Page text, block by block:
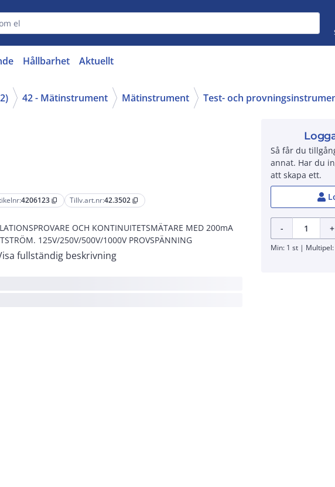
Hållbarhet Aktuellt
42 - Mätinstrument Mätinstrument Test- och
4206123 content_copy Tillv.art.nr:42.3502 content_copy
OCH KONTINUITETSMÄTARE MED 200mA
125V/250V/500V/1000V PROVSPÄNNING
fullständig beskrivning
Så får du
annat. Har du
att skapa ett.
- +
Min: 1 st | Multipel: